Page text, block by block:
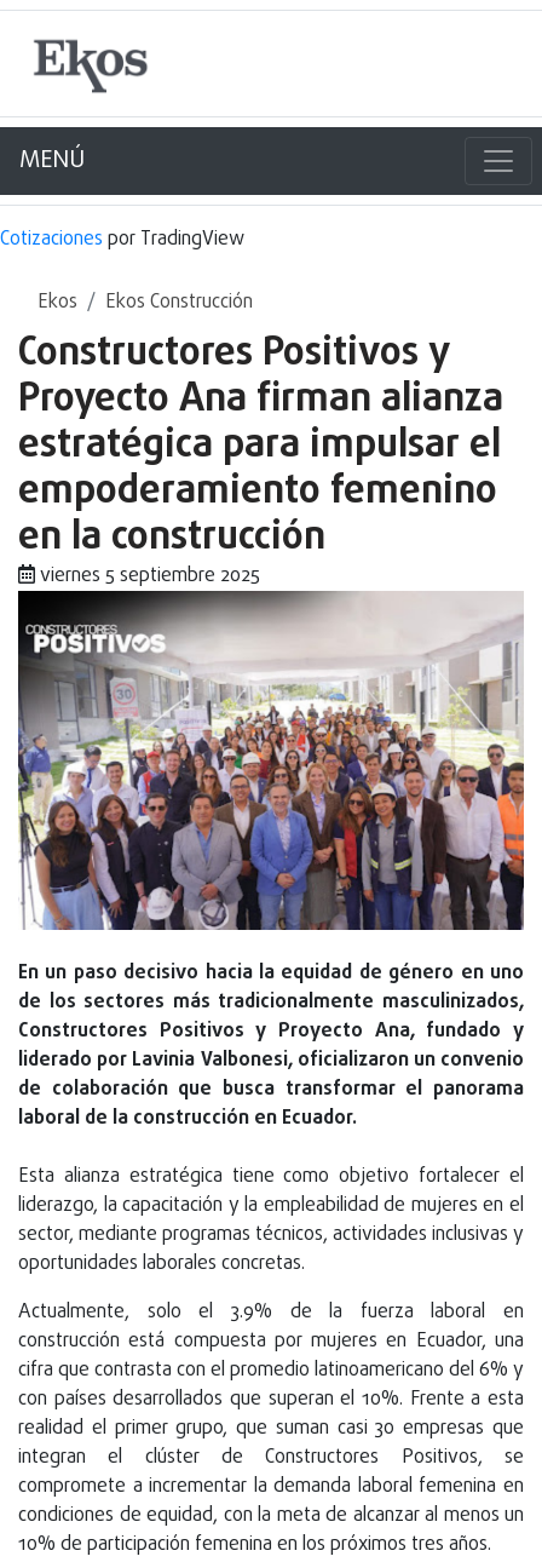
MENÚ
Cotizaciones por TradingView
Ekos Ekos Construcción
Constructores Positivos y
Proyecto Ana firman alianza
estratégica para impulsar el
empoderamiento femenino
en la construcción
viernes 5 septiembre 2025
En un paso decisivo hacia la equidad de género en uno
de los sectores más tradicionalmente masculinizados,
Constructores Positivos y Proyecto Ana, fundado y
liderado por Lavinia Valbonesi, oficializaron un convenio
de colaboración que busca transformar el panorama
laboral de la construcción en Ecuador.
Esta alianza estratégica tiene como objetivo fortalecer el
liderazgo, la capacitación y la empleabilidad de mujeres en el
sector, mediante programas técnicos, actividades inclusivas y
oportunidades laborales concretas.
Actualmente, solo el 3.9% de la fuerza laboral en
construcción está compuesta por mujeres en Ecuador, una
cifra que contrasta con el promedio latinoamericano del 6% y
con países desarrollados que superan el 10%. Frente a esta
realidad el primer grupo, que suman casi 30 empresas que
integran el clúster de Constructores Positivos, se
compromete a incrementar la demanda laboral femenina en
condiciones de equidad, con la meta de alcanzar al menos un
10% de participación femenina en los próximos tres años.